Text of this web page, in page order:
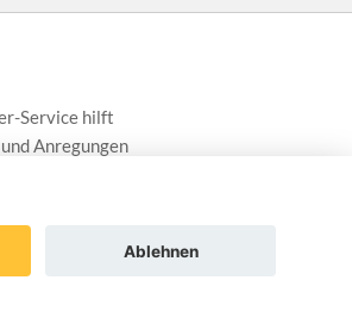
Service hilft
Anregungen
Ablehnen